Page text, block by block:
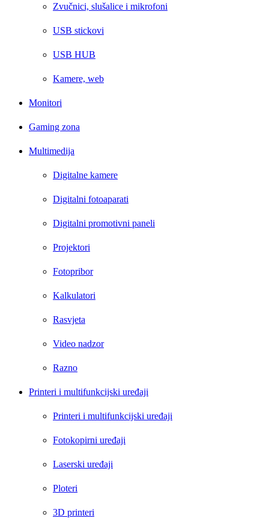
Zvučnici, slušalice i mikrofoni
USB stickovi
USB HUB
Kamere, web
Monitori
Gaming zona
Multimedija
Digitalne kamere
Digitalni fotoaparati
Digitalni promotivni paneli
Projektori
Fotopribor
Kalkulatori
Rasvjeta
Video nadzor
Razno
Printeri i multifunkcijski uređaji
Printeri i multifunkcijski uređaji
Fotokopirni uređaji
Laserski uređaji
Ploteri
3D printeri